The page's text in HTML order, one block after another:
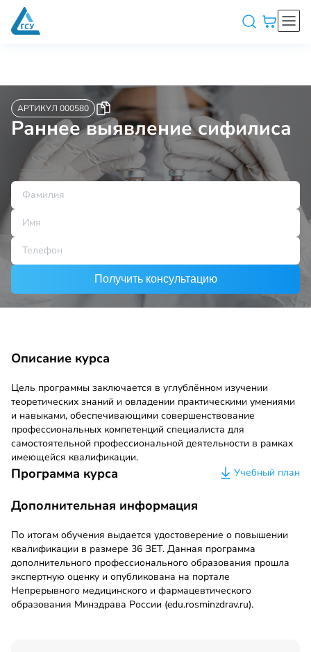
АРТИКУЛ 000580
Раннее выявление сифилиса
Получить консультацию
Описание курса
Цель программы заключается в углублённом изучении
теоретических знаний и овладении практическими умениями
и навыками, обеспечивающими совершенствование
профессиональных компетенций специалиста для
самостоятельной профессиональной деятельности в рамках
имеющейся квалификации.
Программа курса Учебный план
Дополнительная информация
По итогам обучения выдается удостоверение о повышении
квалификации в размере 36 ЗЕТ. Данная программа
дополнительного профессионального образования прошла
экспертную оценку и опубликована на портале
Непрерывного медицинского и фармацевтического
образования Минздрава России (edu.rosminzdrav.ru).